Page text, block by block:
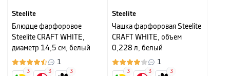
Steelite
Блюдце фарфоровое
Steelite CRAFT WHITE,
диаметр 14,5 см, белый
1
3 3 3
Steelite
Чашка фарфоровая Steelite
CRAFT WHITE, объем
0,228 л, белый
1
3 3 3